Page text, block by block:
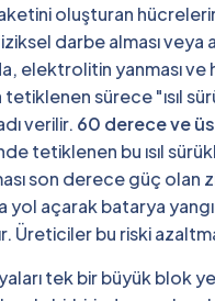
oluşturan
darbe alması veya
elektrolitin yanması ve
tetiklenen sürece "ısıl
verilir. 60 derece ve
tetiklenen bu ısıl
son derece güç olan
yol açarak batarya
Üreticiler bu riski
tek bir büyük blok